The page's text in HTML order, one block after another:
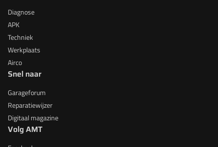
Diagnose
APK
Techniek
Werkplaats
Airco
Snel naar
Garageforum
Reparatiewijzer
Digitaal magazine
Volg AMT